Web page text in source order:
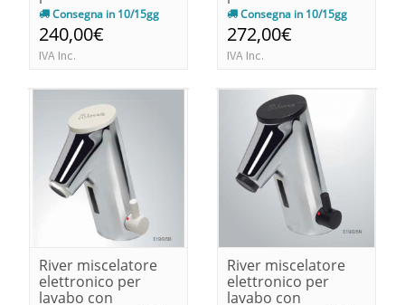
140x90x68
Consegna in 10/15gg
240,00€
IVA Inc.
140x90x68
Consegna in 10/15gg
272,00€
IVA Inc.
River miscelatore
elettronico per
lavabo con
River miscelatore
elettronico per
lavabo con